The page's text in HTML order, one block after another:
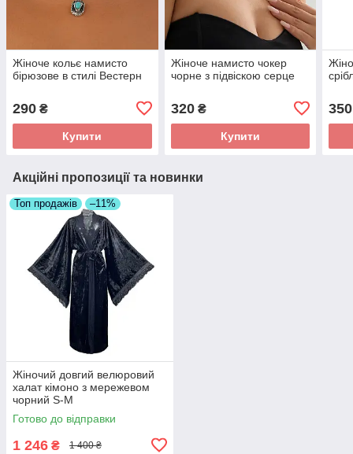
Жіноче кольє намисто
бірюзове в стилі Вестерн
290 ₴
Купити
Жіноче намисто чокер
чорне з підвіскою серце
320₴
Купити
350
Акційні пропозиції та новинки
Топ продажів –11%
Жіночий довгий велюровий
халат кімоно з мережевом
чорний S-M
Готово до відправки
1 246 ₴ 1 400 ₴